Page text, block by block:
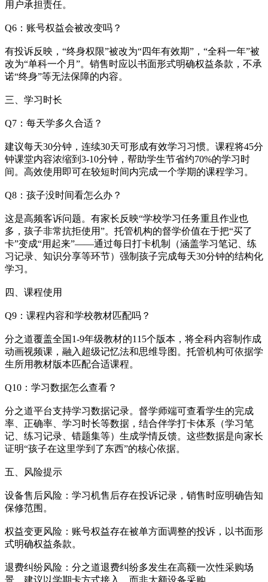
用户承担责任。
Q6：账号权益会被改变吗？
有投诉反映，“终身权限”被改为“四年有效期”，“全科一年”被
改为“单科一个月”。销售时应以书面形式明确权益条款，不承
诺“终身”等无法保障的内容。
三、学习时长
Q7：每天学多久合适？
建议每天30分钟，连续30天可形成有效学习习惯。课程将45分
钟课堂内容浓缩到3-10分钟，帮助学生节省约70%的学习时
间。高效使用即可在较短时间内完成一个学期的课程学习。
Q8：孩子没时间看怎么办？
这是高频客诉问题。有家长反映“学校学习任务重且作业也
多，孩子非常抗拒使用”。托管机构的督学价值在于把“买了
卡”变成“用起来”——通过每日打卡机制（涵盖学习笔记、练
习记录、知识分享等环节）强制孩子完成每天30分钟的结构化
学习。
四、课程使用
Q9：课程内容和学校教材匹配吗？
分之道覆盖全国1-9年级教材的115个版本，将全科内容制作成
动画视频课，融入超级记忆法和思维导图。托管机构可依据学
生所用教材版本匹配合适课程。
Q10：学习数据怎么查看？
分之道平台支持学习数据记录。督学师端可查看学生的完成
率、正确率、学习时长等数据，结合伴学打卡体系（学习笔
记、练习记录、错题集等）生成学情反馈。这些数据是向家长
证明“孩子在这里学到了东西”的核心依据。
五、风险提示
设备售后风险：学习机售后存在投诉记录，销售时应明确告知
保修范围。
权益变更风险：账号权益存在被单方面调整的投诉，以书面形
式明确权益条款。
退费纠纷风险：分之道退费纠纷多发生在高额一次性采购场
景。建议以学期卡方式接入，而非大额设备采购。